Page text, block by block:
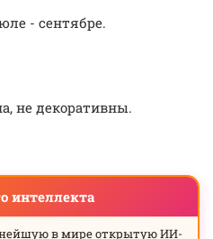
- сентябре.
не декоративны.
интеллекта
в мире открытую ИИ-